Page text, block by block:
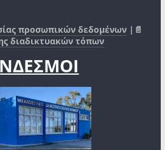
προσωπικών δεδομένων |📄
διαδικτυακών τόπων